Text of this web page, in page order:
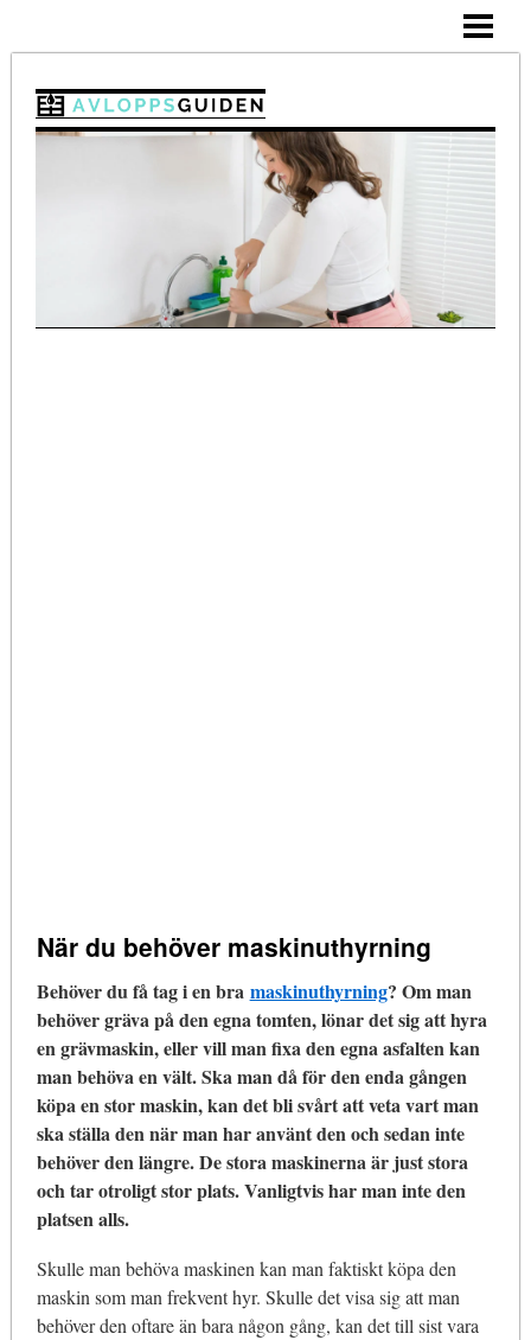
VATTENLÅS
När du behöver maskinuthyrning
Behöver du få tag i en bra maskinuthyrning? Om man
behöver gräva på den egna tomten, lönar det sig att hyra
en grävmaskin, eller vill man fixa den egna asfalten kan
man behöva en vält. Ska man då för den enda gången
köpa en stor maskin, kan det bli svårt att veta vart man
ska ställa den när man har använt den och sedan inte
behöver den längre. De stora maskinerna är just stora
och tar otroligt stor plats. Vanligtvis har man inte den
platsen alls.
Skulle man behöva maskinen kan man faktiskt köpa den
maskin som man frekvent hyr. Skulle det visa sig att man
behöver den oftare än bara någon gång, kan det till sist vara